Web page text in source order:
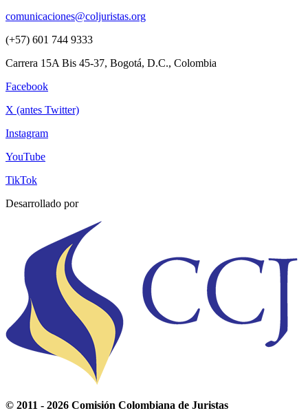
comunicaciones@coljuristas.org
(+57) 601 744 9333
Carrera 15A Bis 45-37, Bogotá, D.C., Colombia
Facebook
X (antes Twitter)
Instagram
YouTube
TikTok
Desarrollado por
© 2011 - 2026 Comisión Colombiana de Juristas